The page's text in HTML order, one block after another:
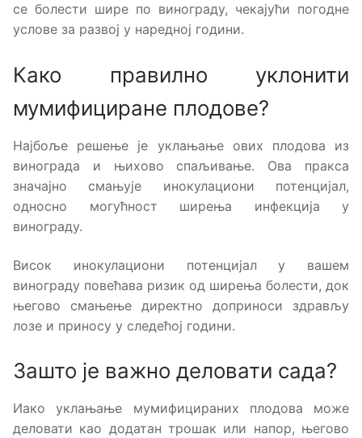
се болести шире по винограду, чекајући погодне
услове за развој у наредној години.
Како правилно уклонити
мумифициране плодове?
Најбоље решење је уклањање ових плодова из
винограда и њихово спаљивање. Ова пракса
значајно смањује инокулациони потенцијал,
односно могућност ширења инфекција у
винограду.
Висок инокулациони потенцијал у вашем
винограду повећава ризик од ширења болести, док
његово смањење директно доприноси здрављу
лозе и приносу у следећој години.
Зашто је важно деловати сада?
Иако уклањање мумифицираних плодова може
деловати као додатан трошак или напор, његово